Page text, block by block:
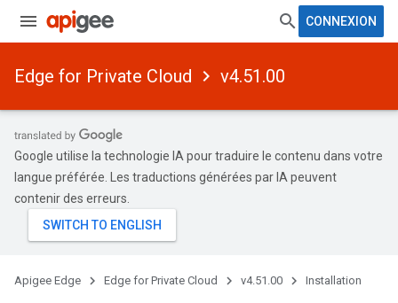
CONNEXION
Edge for Private Cloud v4.51.00
Google utilise la technologie IA pour traduire le contenu dans votre
langue préférée. Les traductions générées par IA peuvent
contenir des erreurs.
Apigee Edge Edge for Private Cloud v4.51.00 Installation